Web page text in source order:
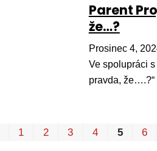
Parent
že…?
Prosinec 4,
Ve spolupráci
pravda, že….?“
1 2 3 4 5 6